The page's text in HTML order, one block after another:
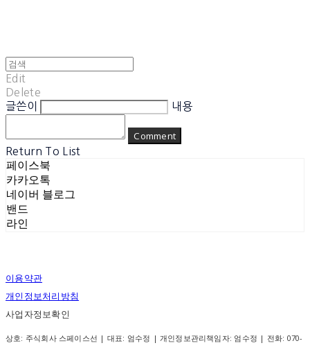
Edit
Delete
글쓴이
내용
Comment
Return To List
페이스북
카카오톡
네이버 블로그
밴드
라인
이용약관
개인정보처리방침
사업자정보확인
상호: 주식회사 스페이스선 | 대표: 엄수정 | 개인정보관리책임자: 엄수정 | 전화: 070-